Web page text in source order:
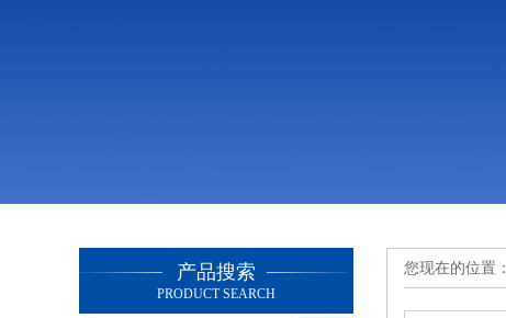
产品搜索
PRODUCT SEARCH
您现在的位置：